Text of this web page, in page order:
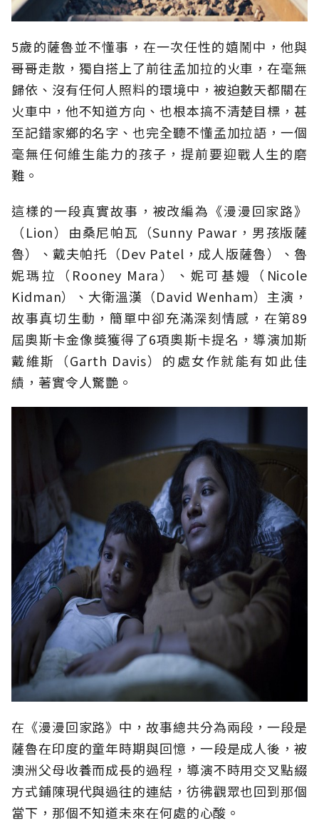
5歲的薩魯並不懂事，在一次任性的嬉鬧中，他與
哥哥走散，獨自搭上了前往孟加拉的火車，在毫無
歸依、沒有任何人照料的環境中，被迫數天都關在
火車中，他不知道方向、也根本搞不清楚目標，甚
至記錯家鄉的名字、也完全聽不懂孟加拉語，一個
毫無任何維生能力的孩子，提前要迎戰人生的磨
難。
這樣的一段真實故事，被改編為《漫漫回家路》
（Lion）由桑尼帕瓦（Sunny Pawar，男孩版薩
魯）、戴夫帕托（Dev Patel，成人版薩魯）、魯
妮瑪拉（Rooney Mara）、妮可基嫚（Nicole
Kidman）、大衛溫漢（David Wenham）主演，
故事真切生動，簡單中卻充滿深刻情感，在第89
屆奧斯卡金像獎獲得了6項奧斯卡提名，導演加斯
戴維斯（Garth Davis）的處女作就能有如此佳
績，著實令人驚艷。
在《漫漫回家路》中，故事總共分為兩段，一段是
薩魯在印度的童年時期與回憶，一段是成人後，被
澳洲父母收養而成長的過程，導演不時用交叉點綴
方式鋪陳現代與過往的連結，彷彿觀眾也回到那個
當下，那個不知道未來在何處的心酸。